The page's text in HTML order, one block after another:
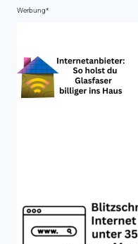
Werbung*